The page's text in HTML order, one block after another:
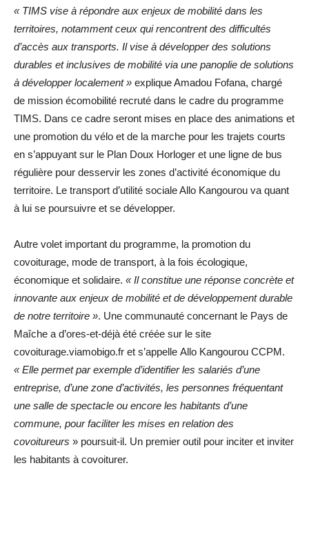
« TIMS vise à répondre aux enjeux de mobilité dans les
territoires, notamment ceux qui rencontrent des difficultés
d’accès aux transports. Il vise à développer des solutions
durables et inclusives de mobilité via une panoplie de solutions
à développer localement » explique Amadou Fofana, chargé
de mission écomobilité recruté dans le cadre du programme
TIMS. Dans ce cadre seront mises en place des animations et
une promotion du vélo et de la marche pour les trajets courts
en s’appuyant sur le Plan Doux Horloger et une ligne de bus
régulière pour desservir les zones d’activité économique du
territoire. Le transport d’utilité sociale Allo Kangourou va quant
à lui se poursuivre et se développer.
Autre volet important du programme, la promotion du
covoiturage, mode de transport, à la fois écologique,
économique et solidaire. « Il constitue une réponse concrète et
innovante aux enjeux de mobilité et de développement durable
de notre territoire ». Une communauté concernant le Pays de
Maîche a d’ores-et-déjà été créée sur le site
covoiturage.viamobigo.fr et s’appelle Allo Kangourou CCPM.
« Elle permet par exemple d’identifier les salariés d’une
entreprise, d’une zone d’activités, les personnes fréquentant
une salle de spectacle ou encore les habitants d’une
commune, pour faciliter les mises en relation des
covoitureurs » poursuit-il. Un premier outil pour inciter et inviter
les habitants à covoiturer.